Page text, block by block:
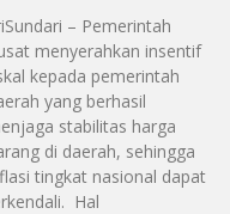
– Pemerintah
menyerahkan insentif
kepada pemerintah
yang berhasil
stabilitas harga
di daerah, sehingga
tingkat nasional dapat
Hal